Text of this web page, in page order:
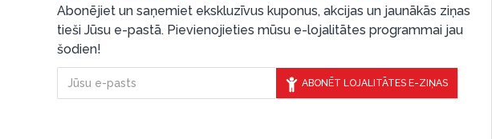
Abonējiet un saņemiet ekskluzīvus kuponus, akcijas un jaunākās ziņas
tieši Jūsu e-pastā. Pievienojieties mūsu e-lojalitātes programmai jau
šodien!
ABONĒT LOJALITĀTES E-ZIŅAS